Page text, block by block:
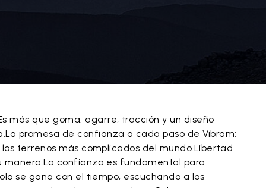
más que goma: agarre, tracción y un diseño
promesa de confianza a cada paso de Vibram:
terrenos más complicados del mundo.Libertad
confianza es fundamental para
se gana con el tiempo, escuchando a los